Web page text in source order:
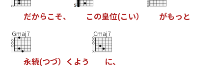
だからこそ、 この皇位(こい） がもっ と
Gmaj7
永続(つづ） く よう
Cmaj7
に、